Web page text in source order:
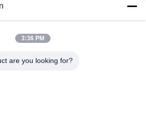
por ultrasonidos
3:36 PM
are you looking for?